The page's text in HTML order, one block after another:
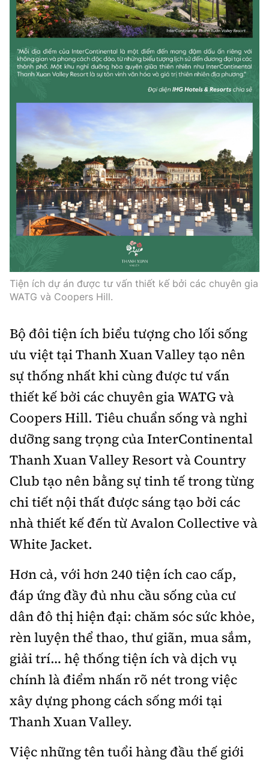
Tiện ích dự án được tư vấn thiết kế bởi các chuyên gia
WATG và Coopers Hill.
Bộ đôi tiện ích biểu tượng cho lối sống
ưu việt tại Thanh Xuan Valley tạo nên
sự thống nhất khi cùng được tư vấn
thiết kế bởi các chuyên gia WATG và
Coopers Hill. Tiêu chuẩn sống và nghỉ
dưỡng sang trọng của InterContinental
Thanh Xuan Valley Resort và Country
Club tạo nên bằng sự tinh tế trong từng
chi tiết nội thất được sáng tạo bởi các
nhà thiết kế đến từ Avalon Collective và
White Jacket.
Hơn cả, với hơn 240 tiện ích cao cấp,
đáp ứng đầy đủ nhu cầu sống của cư
dân đô thị hiện đại: chăm sóc sức khỏe,
rèn luyện thể thao, thư giãn, mua sắm,
giải trí… hệ thống tiện ích và dịch vụ
chính là điểm nhấn rõ nét trong việc
xây dựng phong cách sống mới tại
Thanh Xuan Valley.
Việc những tên tuổi hàng đầu thế giới